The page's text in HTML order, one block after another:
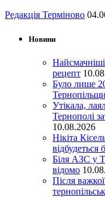
Редакція Терміново
Новини
Найсмачніші
рецепт
Було лише
Утікала,
Тернополі
10.08.2026
Нікіта
Біля АЗС у
відомо
Після